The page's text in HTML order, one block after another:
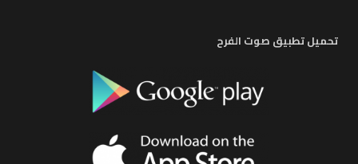
تحميل تطبيق صوت الفرح